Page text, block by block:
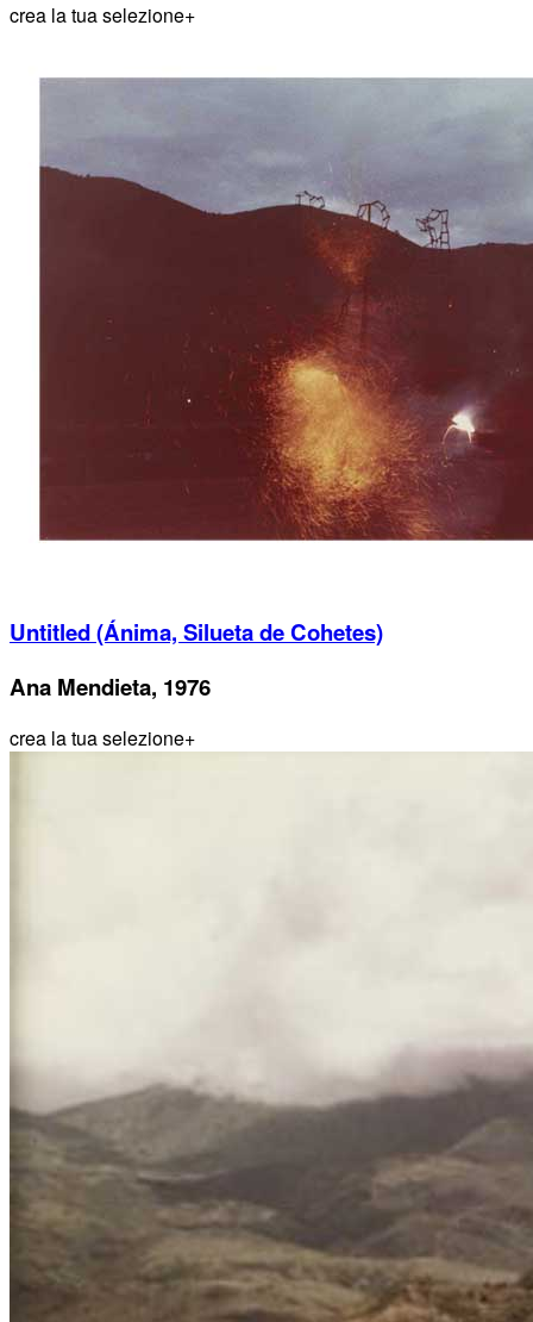
crea la tua selezione+
Untitled (Ánima, Silueta de Cohetes)
Ana Mendieta, 1976
crea la tua selezione+